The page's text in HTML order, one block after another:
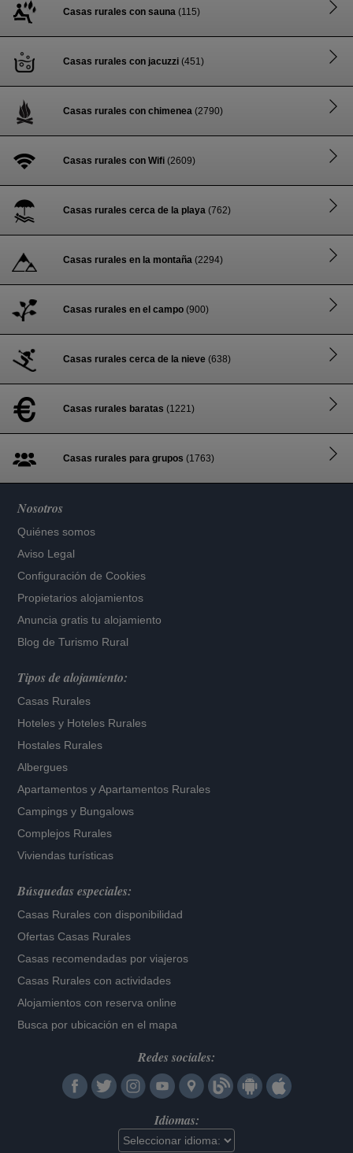
Casas rurales con sauna (115)
Casas rurales con jacuzzi (451)
Casas rurales con chimenea (2790)
Casas rurales con Wifi (2609)
Casas rurales cerca de la playa (762)
Casas rurales en la montaña (2294)
Casas rurales en el campo (900)
Casas rurales cerca de la nieve (638)
Casas rurales baratas (1221)
Casas rurales para grupos (1763)
Nosotros
Quiénes somos
Aviso Legal
Configuración de Cookies
Propietarios alojamientos
Anuncia gratis tu alojamiento
Blog de Turismo Rural
Tipos de alojamiento:
Casas Rurales
Hoteles y Hoteles Rurales
Hostales Rurales
Albergues
Apartamentos yApartamentos Rurales
Campings y Bungalows
Complejos Rurales
Viviendas turísticas
Búsquedas especiales:
Casas Rurales con disponibilidad
Ofertas Casas Rurales
Casas recomendadas por viajeros
Casas Rurales con actividades
Alojamientos con reserva online
Busca por ubicación en el mapa
Redes sociales:
Idiomas: